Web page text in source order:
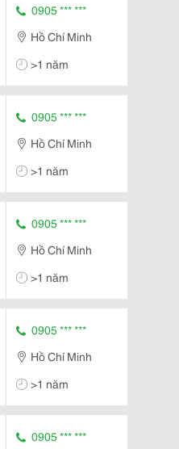
0905 *** ***
Hồ Chí Minh
>1 năm
0905 *** ***
Hồ Chí Minh
>1 năm
0905 *** ***
Hồ Chí Minh
>1 năm
0905 *** ***
Hồ Chí Minh
>1 năm
0905 *** ***